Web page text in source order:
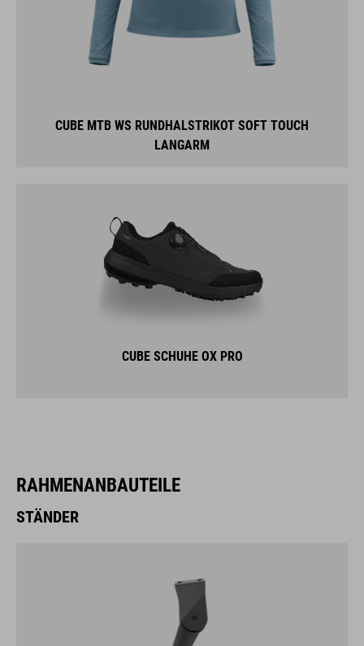
CUBE MTB WS RUNDHALSTRIKOT SOFT TOUCH
LANGARM
CUBE SCHUHE OX PRO
RAHMENANBAUTEILE
STÄNDER